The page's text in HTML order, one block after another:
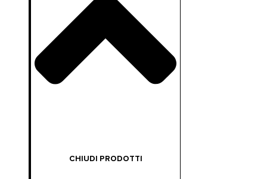
CHIUDI PRODOTTI